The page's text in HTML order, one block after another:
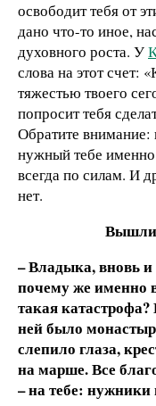
освободит тебя от
дано что-то иное,
духовного роста. У
слова на этот счет:
тяжестью твоего
попросит тебя
Обратите
нужный тебе
всегда по силам. И
нет.
Вышли
– Владыка, вновь
почему же именно
такая
ней было
слепило глаза,
на марше. Все
– на тебе: нужники